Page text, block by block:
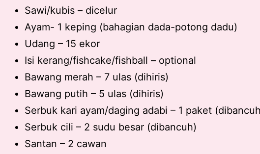
Sawi/kubis – dicelur
Ayam- 1 keping (bahagian dada-potong dadu)
Udang – 15 ekor
Isi kerang/fishcake/fishball – optional
Bawang merah – 7 ulas (dihiris)
Bawang putih – 5 ulas (dihiris)
Serbuk kari ayam/daging adabi – 1 paket
Serbuk cili – 2 sudu besar (dibancuh)
Santan – 2 cawan